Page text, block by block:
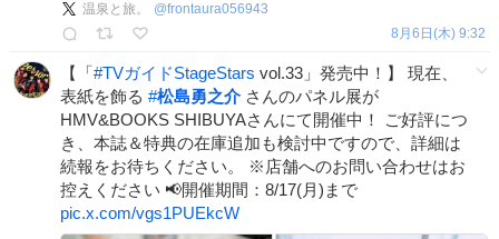
温泉と旅。 @frontaura056943
8月6日(木) 9:32
【「#TVガイドStageStars vol.33」発売中！】 現在、
表紙を飾る #松島勇之介さんのパネル展が
HMV&BOOKS SHIBUYAさんにて開催中！ ご好評につ
き、本誌＆特典の在庫追加も検討中ですので、詳細は
続報をお待ちください。 ※店舗へのお問い合わせはお
控えください 📢開催期間：8/17(月)まで
pic.x.com/vgs1PUEkcW